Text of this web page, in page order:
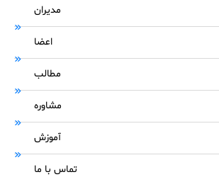
مدیران
اعضا
مطالب
مشاوره
آموزش
تماس با ما